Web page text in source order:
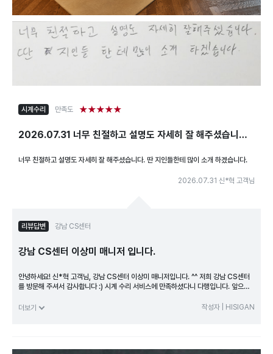
시계수리 만족도 ★★★★★
2026.07.31 너무 친절하고 설명도 자세히 잘 해주셨습니다.
너무 친절하고 설명도 자세히 잘 해주셨습니다. 딴 지인들한테 많이 소개 하겠습니다.
2026.07.31 신*혁 고객님
리뷰답변 강남 CS센터
강남 CS센터 이상미 매니저 입니다.
안녕하세요! 신*혁 고객님, 강남 CS센터 이상미 매니저입니다. ^^ 저희 강남 CS센터
를 방문해 주셔서 감사합니다 :) 시계 수리 서비스에 만족하셨다니 다행입니다. 앞으로
하이시간 강남 서비스센터와 함께 늘 행복한 하루 되시길 바랍니다. 감사합니다 :)
더보기 작성자 | HISIGAN